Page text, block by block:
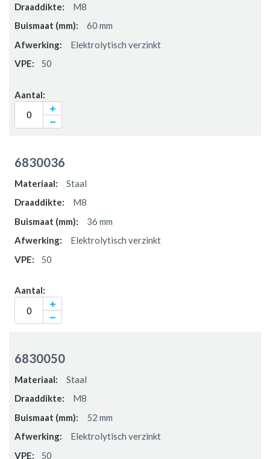
M8
60 mm
Elektrolytisch verzinkt
50
6830036
Staal
M8
36 mm
Elektrolytisch verzinkt
50
6830050
Staal
M8
52 mm
Elektrolytisch verzinkt
50